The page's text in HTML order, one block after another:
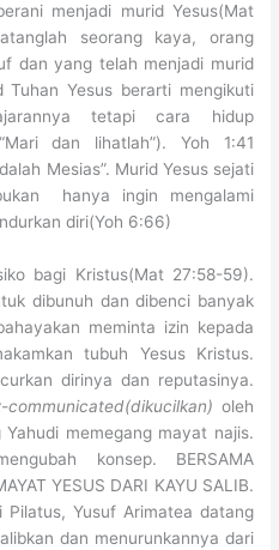
menjadi murid Yesus(Mat
seorang kaya, orang
dan yang telah menjadi murid
Tuhan Yesus berarti mengikuti
tetapi cara hidup
dan lihatlah”). Yoh 1:41
Mesias”. Murid Yesus sejati
hanya ingin mengalami
diri(Yoh 6:66)
bagi Kristus(Mat 27:58-59).
dibunuh dan dibenci banyak
meminta izin kepada
tubuh Yesus Kristus.
dirinya dan reputasinya.
communicated(dikucilkan) oleh
memegang mayat najis.
konsep. BERSAMA
YESUS DARI KAYU SALIB.
Pilatus, Yusuf Arimatea datang
dan menurunkannya dari